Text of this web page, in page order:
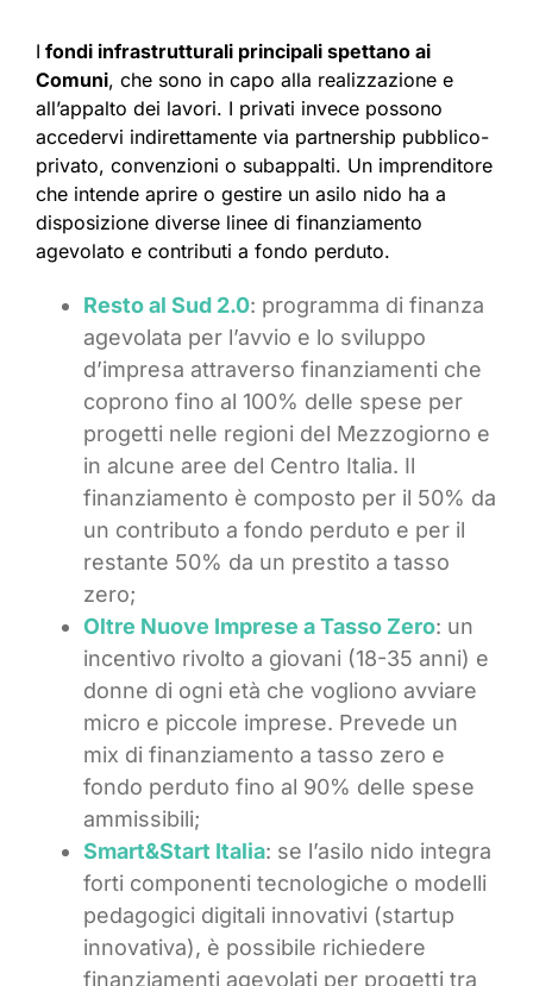
I fondi infrastrutturali principali spettano ai
Comuni, che sono in capo alla realizzazione e
all’appalto dei lavori. I privati invece possono
accedervi indirettamente via partnership pubblico-
privato, convenzioni o subappalti. Un imprenditore
che intende aprire o gestire un asilo nido ha a
disposizione diverse linee di finanziamento
agevolato e contributi a fondo perduto.
Resto al Sud 2.0: programma di finanza
agevolata per l’avvio e lo sviluppo
d’impresa attraverso finanziamenti che
coprono fino al 100% delle spese per
progetti nelle regioni del Mezzogiorno e
in alcune aree del Centro Italia. Il
finanziamento è composto per il 50% da
un contributo a fondo perduto e per il
restante 50% da un prestito a tasso
zero;
Oltre Nuove Imprese a Tasso Zero: un
incentivo rivolto a giovani (18-35 anni) e
donne di ogni età che vogliono avviare
micro e piccole imprese. Prevede un
mix di finanziamento a tasso zero e
fondo perduto fino al 90% delle spese
ammissibili;
Smart&Start Italia: se l’asilo nido integra
forti componenti tecnologiche o modelli
pedagogici digitali innovativi (startup
innovativa), è possibile richiedere
finanziamenti agevolati per progetti tra